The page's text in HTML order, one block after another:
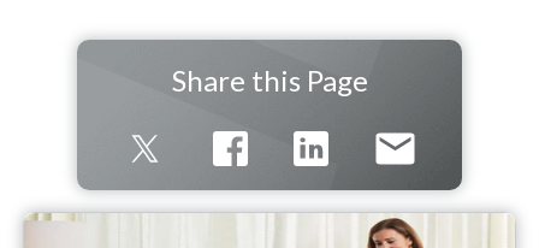
Share this Page